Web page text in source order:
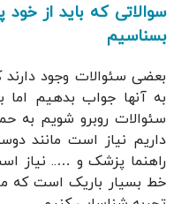
سوالاتی که باید از خود
بسناسیم
بعضی سئوالات وجود دارند
به آنها جواب بدهیم اما
سئوالات روبرو شویم به
داریم نیاز است مانند
راهنما پزشک و ….. نیاز
خط بسیار باریک است که